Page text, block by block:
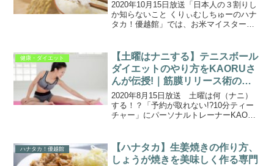
2020年10月15日放送「日本人の３割りし
か知らないこと くりぃむしちゅーのハナ
タカ！優越館」では、お米マイスターの
は？・古くなったお米を炊くときは○○を
入れると格段に...
健康・ダイエット
【土曜はナニする】テニスボール
ダイエットのやり方をKAORUさ
んが伝授!｜筋膜リリース術の効
果(2020.8.15)
2020年8月15日放送 土曜は何（ナニ）
する！？「予約が取れない!?10分ティー
チャー」にパーソナルトレーナーKAORU
筋膜リリース術、「テニスボールダイエ
ット」...
ハナタカ！優越館
【ハナタカ】生姜焼きの作り方、
しょうが焼きを美味しく作る専門